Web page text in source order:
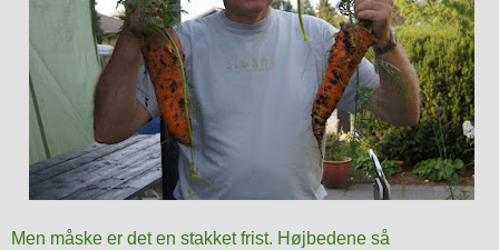
Men måske er det en stakket frist. Højbedene så